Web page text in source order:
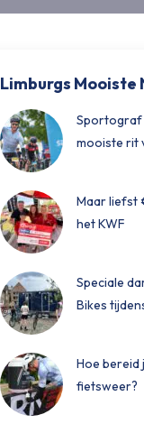
Limburgs Mooiste
Sportograf
mooiste rit
Maar liefst
het KWF
Speciale
Bikes
Hoe bereid
fietsweer?